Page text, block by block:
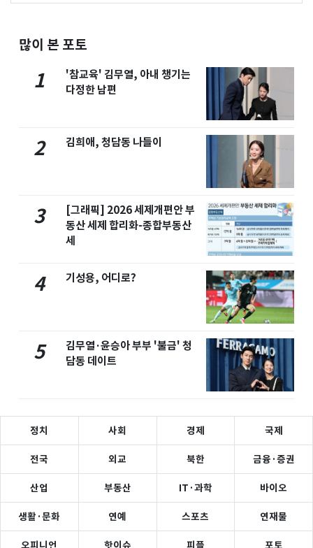
많이 본 포토
1
'참교육' 김무열, 아내 챙기는
다정한 남편
2 김희애, 청담동 나들이
3
[그래픽] 2026 세제개편안 부
동산 세제 합리화-종합부동산
세
4 기성용, 어디로?
5
김무열·윤승아 부부 '불금' 청
담동 데이트
정치 사회 경제 국제
전국 외교 북한 금융·증권
산업 부동산 IT·과학 바이오
생활·문화 연예 스포츠 연재물
오피니언 핫이슈 피플 포토